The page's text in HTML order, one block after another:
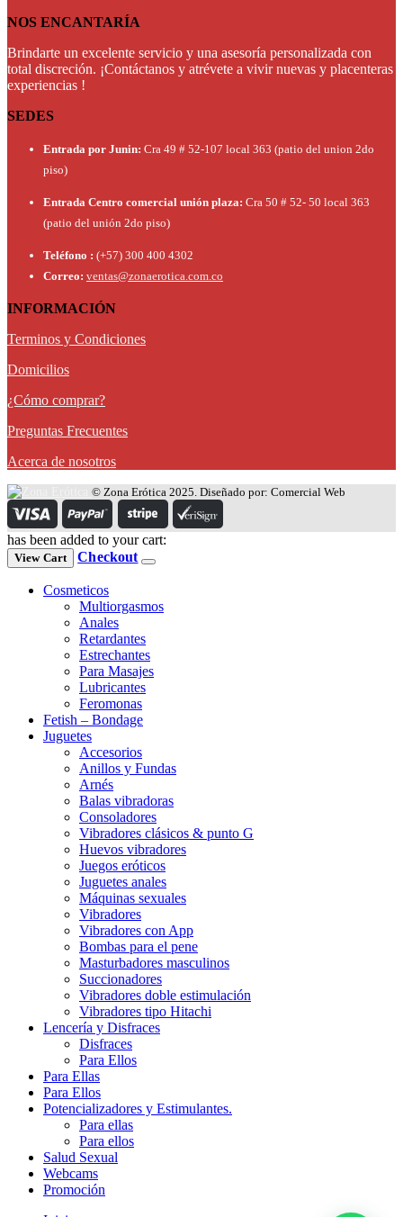
NOS ENCANTARÍA
Brindarte un excelente servicio y una asesoría personalizada con
total discreción. ¡Contáctanos y atrévete a vivir nuevas y placenteras
experiencias !
SEDES
Entrada por Junin: Cra 49 # 52-107 local 363 (patio del union 2do
piso)
Entrada Centro comercial unión plaza: Cra 50 # 52- 50 local 363
(patio del unión 2do piso)
Teléfono : (+57) 300 400 4302
Correo: ventas@zonaerotica.com.co
INFORMACIÓN
Terminos y Condiciones
Domicilios
¿Cómo comprar?
Preguntas Frecuentes
Acerca de nosotros
© Zona Erótica 2025. Diseñado por: Comercial Web
has been added to your cart:
View Cart Checkout
Cosmeticos
Multiorgasmos
Anales
Retardantes
Estrechantes
Para Masajes
Lubricantes
Feromonas
Fetish – Bondage
Juguetes
Accesorios
Anillos y Fundas
Arnés
Balas vibradoras
Consoladores
Vibradores clásicos & punto G
Huevos vibradores
Juegos eróticos
Juguetes anales
Máquinas sexuales
Vibradores
Vibradores con App
Bombas para el pene
Masturbadores masculinos
Succionadores
Vibradores doble estimulación
Vibradores tipo Hitachi
Lencería y Disfraces
Disfraces
Para Ellos
Para Ellas
Para Ellos
Potencializadores y Estimulantes.
Para ellas
Para ellos
Salud Sexual
Webcams
Promoción